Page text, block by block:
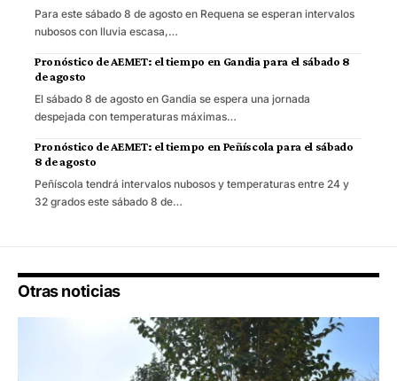
Para este sábado 8 de agosto en Requena se esperan intervalos
nubosos con lluvia escasa,…
Pronóstico de AEMET: el tiempo en Gandia para el sábado 8
de agosto
El sábado 8 de agosto en Gandia se espera una jornada
despejada con temperaturas máximas…
Pronóstico de AEMET: el tiempo en Peñíscola para el sábado
8 de agosto
Peñíscola tendrá intervalos nubosos y temperaturas entre 24 y
32 grados este sábado 8 de…
Otras noticias